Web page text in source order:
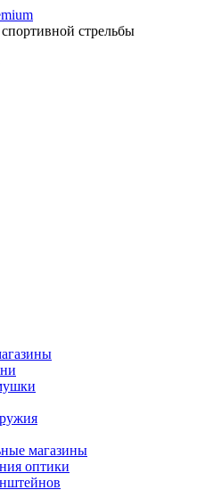
стрельбы
магазины
оптики